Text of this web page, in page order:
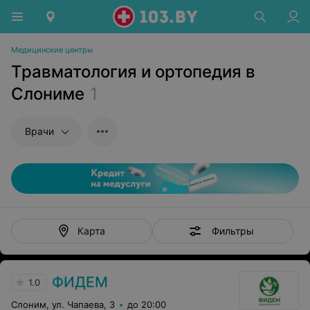
Медицинские центры
Травматология и ортопедия в
Слониме 1
Врачи
Карта Фильтры
1.0 ФИДЕМ
Слоним, ул. Чапаева, 3 до 20:00